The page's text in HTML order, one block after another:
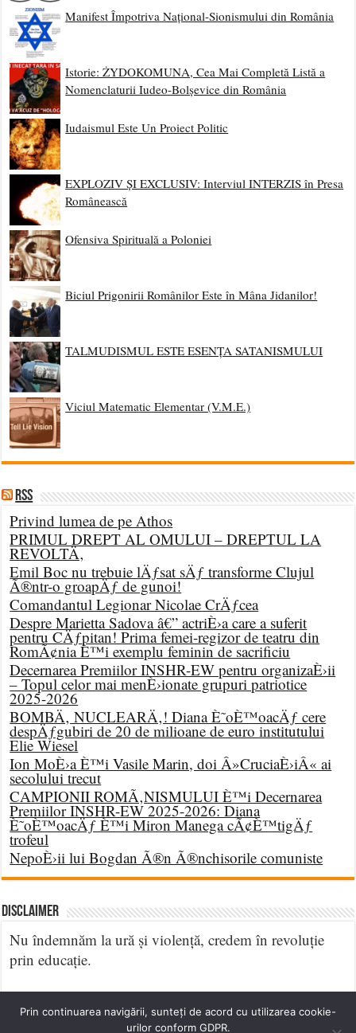
Manifest Împotriva Național-Sionismului din România
Istorie: ŻYDOKOMUNA, Cea Mai Completă Listă a
Nomenclaturii Iudeo-Bolșevice din România
Iudaismul Este Un Proiect Politic
EXPLOZIV ȘI EXCLUSIV: Interviul INTERZIS în Presa
Românească
Ofensiva Spirituală a Poloniei
Biciul Prigonirii Românilor Este în Mâna Jidanilor!
TALMUDISMUL ESTE ESENȚA SATANISMULUI
Viciul Matematic Elementar (V.M.E.)
RSS
Privind lumea de pe Athos
PRIMUL DREPT AL OMULUI – DREPTUL LA
REVOLTÄ‚
Emil Boc nu trebuie lÄƒsat sÄƒ transforme Clujul
Ã®ntr-o groapÄƒ de gunoi!
Comandantul Legionar Nicolae CrÄƒcea
Despre Marietta Sadova â€” actriÈ›a care a suferit
pentru CÄƒpitan! Prima femei-regizor de teatru din
RomÃ¢nia È™i exemplu feminin de sacrificiu
Decernarea Premiilor INSHR-EW pentru organizaÈ›ii
– Topul celor mai menÈ›ionate grupuri patriotice
2025-2026
BOMBÄ‚ NUCLEARÄ‚! Diana È˜oÈ™oacÄƒ cere
despÄƒgubiri de 20 de milioane de euro institutului
Elie Wiesel
Ion MoÈ›a È™i Vasile Marin, doi Â»CruciaÈ›iÂ« ai
secolului trecut
CAMPIONII ROMÃ‚NISMULUI È™i Decernarea
Premiilor INSHR-EW 2025-2026: Diana
È˜oÈ™oacÄƒ È™i Miron Manega cÃ¢È™tigÄƒ
trofeul
NepoÈ›ii lui Bogdan Ã®n Ã®nchisorile comuniste
DISCLAIMER
Nu îndemnăm la ură și violență, credem în revoluție
prin educație.
Prin continuarea navigării, sunteți de acord cu utilizarea cookie-
urilor conform GDPR.